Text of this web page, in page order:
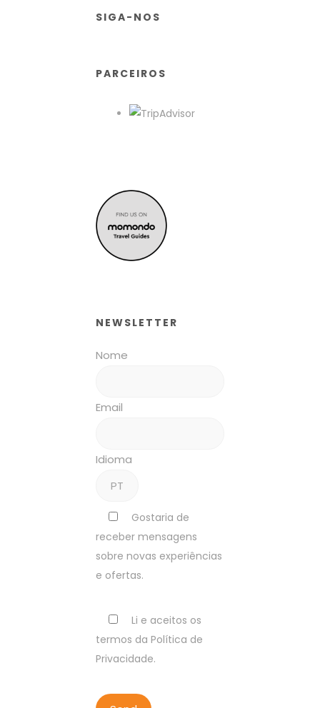
SIGA-NOS
PARCEIROS
NEWSLETTER
Nome
Email
Idioma
Gostaria de
receber mensagens
sobre novas experiências
e ofertas.
Li e aceitos os
termos da Política de
Privacidade.